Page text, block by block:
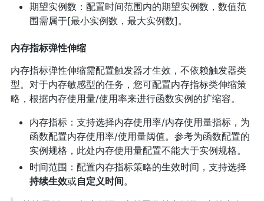
期望实例数：配置时间范围内的期望实例数，数值范
围需属于[最小实例数，最大实例数]。
内存指标弹性伸缩
内存指标弹性伸缩需配置触发器才生效，不依赖触发器类
型。对于内存敏感型的任务，您可配置内存指标类伸缩策
略，根据内存使用量/使用率来进行函数实例的扩缩容。
内存指标：支持选择内存使用率/内存使用量指标，为
函数配置内存使用率/使用量阈值。参考为函数配置的
实例规格，此处内存使用量配置不能大于实例规格。
时间范围：配置内存指标策略的生效时间，支持选择
持续生效或自定义时间。